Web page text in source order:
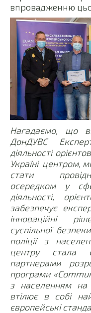
впровадженню
Нагадаємо, що
ДонДУВС
діяльності
Україні центром,
стати
осередком у
діяльності,
забезпечує
інноваційні
суспільної
поліції з
центру стала
партнерами
програми
з населенням на
втілює в собі
європейські